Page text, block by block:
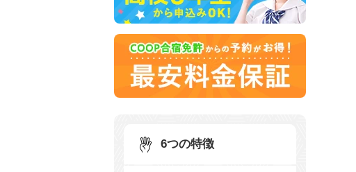
6つの特徴